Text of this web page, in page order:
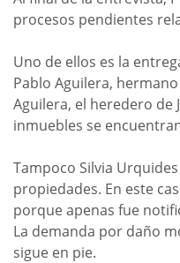
procesos pendientes
Uno de ellos es la
Pablo Aguilera,
Aguilera, el heredero de
inmuebles se
Tampoco Silvia
propiedades. En este
porque apenas fue
La demanda por daño
sigue en pie.